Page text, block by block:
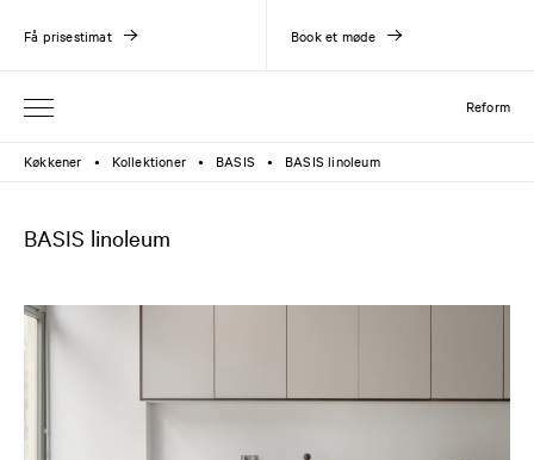
Reform
Få prisestimat Book et møde
Køkkener ● Kollektioner ● BASIS ● BASIS linoleum
BASIS linoleum